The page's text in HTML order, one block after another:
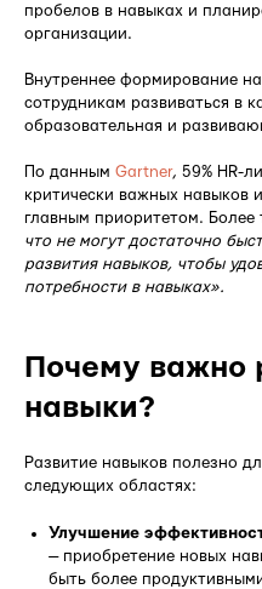
пробелов в навыках и
организации.
Внутреннее формирование
сотрудникам развиваться в
образовательная и
По данным Gartner, 59% HR-
критически важных навыков
главным приоритетом. Более
что не могут достаточно
развития навыков, чтобы
потребности в навыках».
Почему важно
навыки?
Развитие навыков полезно
следующих областях:
Улучшение
— приобретение новых
быть более